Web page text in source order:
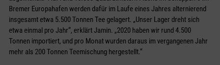
Bremer Europahafen werden dafür im Laufe eines Jahres alternierend
insgesamt etwa 5.500 Tonnen Tee gelagert. „Unser Lager dreht sich
etwa einmal pro Jahr“, erklärt Jamin. „2020 haben wir rund 4.500
Tonnen importiert, und pro Monat wurden daraus im vergangenen Jahr
mehr als 200 Tonnen Teemischung hergestellt.“